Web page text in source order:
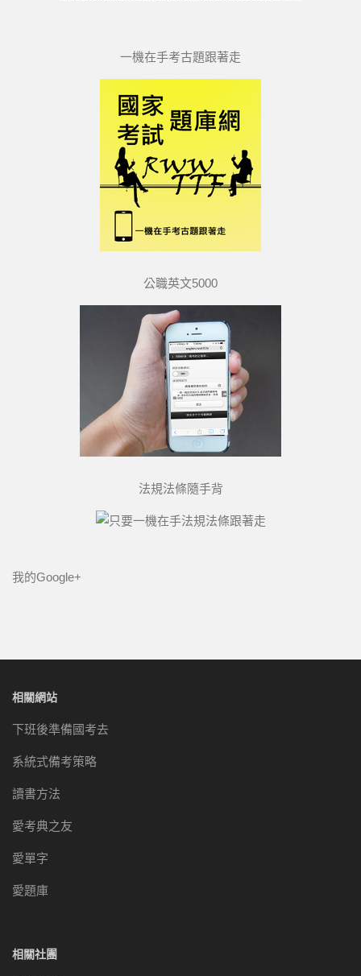
一機在手考古題跟著走
公職英文5000
法規法條隨手背
我的Google+
相關網站
下班後準備國考去
系統式備考策略
讀書方法
愛考典之友
愛單字
愛題庫
相關社團